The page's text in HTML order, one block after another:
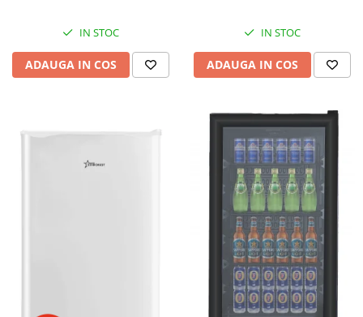
IN STOC
ADAUGA IN COS
IN STOC
ADAUGA IN COS